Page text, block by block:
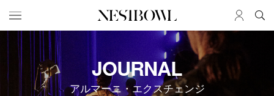
HOME
求人検索
新着求人
JOURNAL
アルマーニ・エクスチェンジ